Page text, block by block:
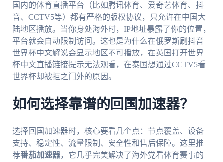
国内的体育直播平台（比如腾讯体育、爱奇艺体育、抖
音、CCTV5等）都有严格的版权协议，只允许在中国大
陆地区播放。当你身处海外时，IP地址暴露了你的位置，
平台就会自动限制访问。这也是为什么在俄罗斯刷抖音
世界杯中文解说会显示地区不可播放，在英国打开世界
杯中文直播链接提示无法观看，在泰国想通过CCTV5看
世界杯却被拒之门外的原因。
如何选择靠谱的回国加速器？
选择回国加速器时，核心要看几个点：节点覆盖、设备
支持、稳定性、流量限制、安全性和售后保障。这里推
荐番茄加速器，它几乎完美解决了海外党看体育赛事的